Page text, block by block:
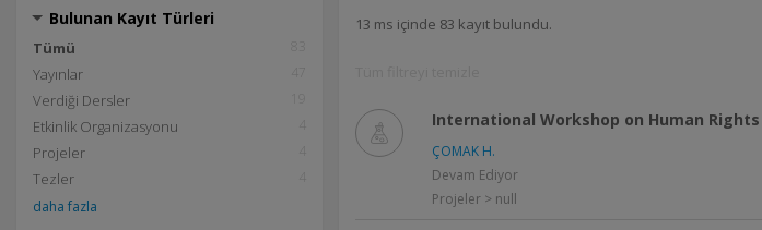
Bulunan Kayıt Türleri
Tümü
Yayınlar
Verdiği Dersler
Etkinlik Organizasyonu
Projeler
Tezler
daha fazla
13 ms içinde 83 kayıt bulundu.
International Workshop on Human Rights
ÇOMAK H.
Devam Ediyor
Projeler > null